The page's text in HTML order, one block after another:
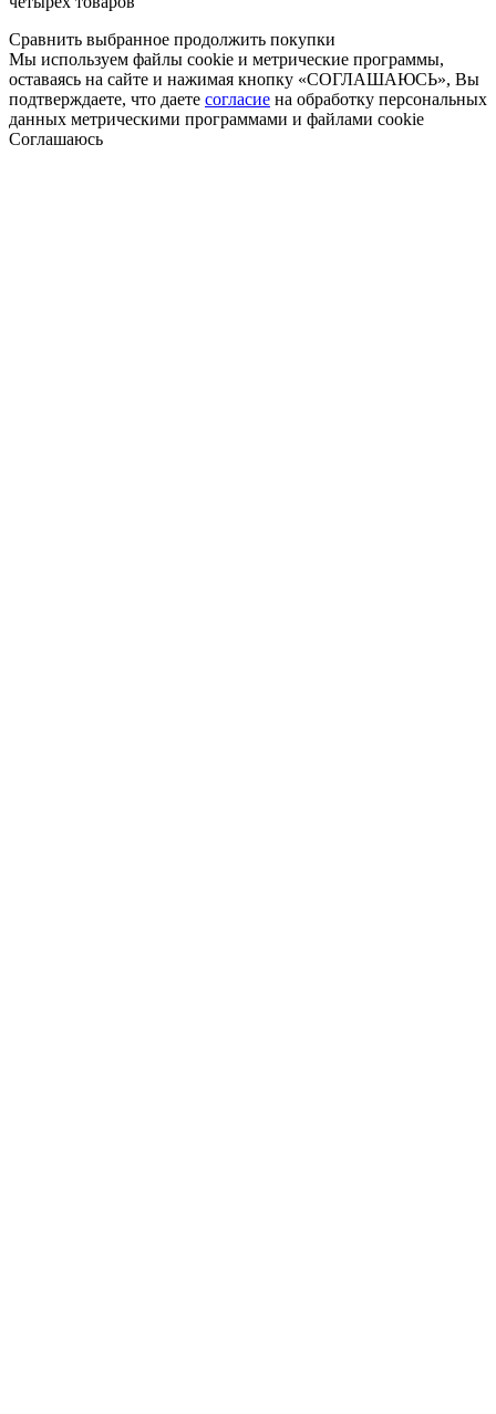
Сравнить выбранное продолжить покупки
Мы используем файлы cookie и метрические программы,
оставаясь на сайте и нажимая кнопку «СОГЛАШАЮСЬ», Вы
подтверждаете, что даете согласие на обработку персональных
данных метрическими программами и файлами cookie
Соглашаюсь